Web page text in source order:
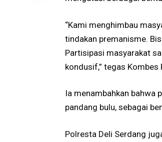
“Kami menghimbau
tindakan premanisme.
Partisipasi masyarakat
kondusif,” tegas Kombes
Ia menambahkan bahwa
pandang bulu, sebagai
Polresta Deli Serdang